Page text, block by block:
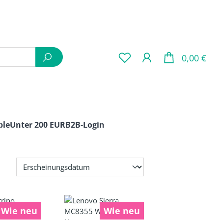
0,00 €
Unter 200 EURB2B-Login
Wie neu Wie neu